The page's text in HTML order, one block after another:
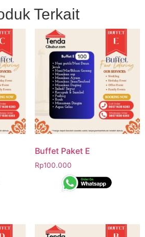
Terkait
Buffet Paket E
Rp100.000